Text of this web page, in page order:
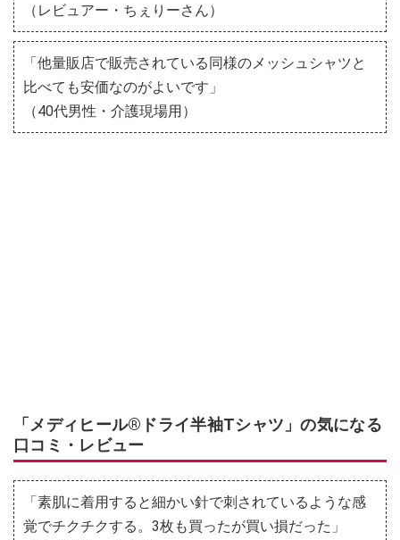
（レビュアー・ちぇりーさん）
「他量販店で販売されている同様のメッシュシャツと
比べても安価なのがよいです」
（40代男性・介護現場用）
「メディヒール®ドライ半袖Tシャツ」の気になる
口コミ・レビュー
「素肌に着用すると細かい針で刺されているような感
覚でチクチクする。3枚も買ったが買い損だった」